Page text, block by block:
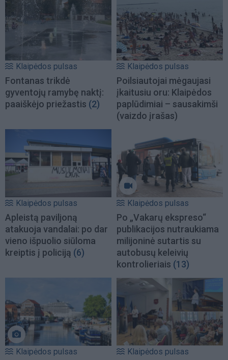
Klaipėdos pulsas
Fontanas trikdė
gyventojų ramybę naktį:
paaiškėjo priežastis (2)
Klaipėdos pulsas
Poilsiautojai mėgaujasi
įkaitusiu oru: Klaipėdos
paplūdimiai – sausakimši
(vaizdo įrašas)
Klaipėdos pulsas
Apleistą paviljoną
atakuoja vandalai: po dar
vieno išpuolio siūloma
kreiptis į policiją (6)
Klaipėdos pulsas
Po „Vakarų ekspreso“
publikacijos nutraukiama
milijoninė sutartis su
autobusų keleivių
kontrolieriais (13)
Klaipėdos pulsas Klaipėdos pulsas